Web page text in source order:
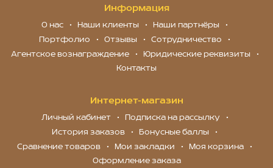
Информация
О нас Наши клиенты
Наши партнёры
Портфолио
Отзывы
Сотрудничество
Агентское вознаграждение
Юридические реквизиты
Контакты
Интернет-магазин
Личный кабинет
Подписка на рассылку
История заказов
Бонусные баллы
Сравнение товаров
Мои закладки
Моя корзина
Оформление заказа